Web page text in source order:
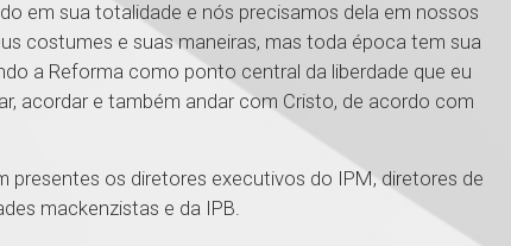
em sua totalidade e nós precisamos dela em nossos
costumes e suas maneiras, mas toda época tem sua
a Reforma como ponto central da liberdade que eu
acordar e também andar com Cristo, de acordo com
presentes os diretores executivos do IPM, diretores de
mackenzistas e da IPB.